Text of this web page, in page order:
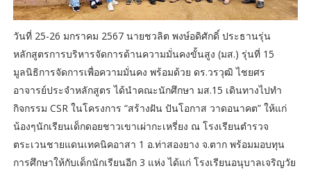
วันที่ 25-26 มกราคม 2567 นายชวลิต พงษ์อดิศักดิ์ ประธานรุ่น
หลักสูตรการบริหารจัดการด้านความมั่นคงขั้นสูง (มส.) รุ่นที่ 15
มูลนิธิการจัดการเพื่อความมั่นคง พร้อมด้วย ดร.วรวุฒิ ไชยศร
อาจารย์ประจำหลักสูตร ได้นำคณะนักศึกษา มส.15 เดินทางไปทำ
กิจกรรม CSR ในโครงการ “สร้างฝัน ปันโอกาส วาดอนาคต” ให้แก่
น้องๆนักเรียนเด็กดอยชาวเขาเผ่ากะเหรี่ยง ณ โรงเรียนตำรวจ
ตระเวนชายแดนเทคนิคอาสา 1 อ.ท่าสองยาง จ.ตาก พร้อมมอบทุน
การศึกษาให้กับเด็กนักเรียนอีก 3 แห่ง ได้แก่ โรงเรียนอนุบาลเจริญวัย